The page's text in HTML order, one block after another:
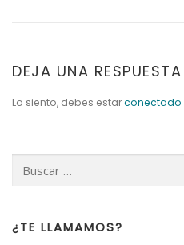
DEJA UNA RESPUESTA
Lo siento, debes estarconectado
¿TE LLAMAMOS?